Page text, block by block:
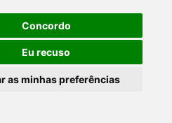
Concordo
Eu recuso
as minhas preferências